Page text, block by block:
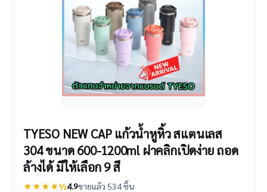
TYESO NEW CAP แก้วน้ำหูหิ้ว สแตนเลส
304 ขนาด 600-1200ml ฝาคลิกเปิดง่าย ถอด
ล้างได้ มีให้เลือก 9 สี
★★★★½4.9ขายแล้ว 534 ชิ้น